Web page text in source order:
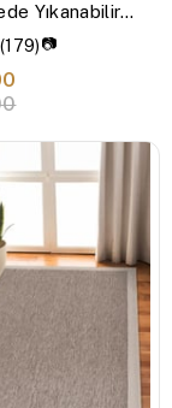
Yıkanabilir
Halı Kilim
(179) 📷